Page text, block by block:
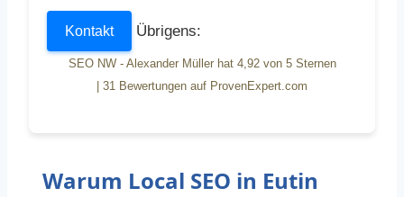
Kontakt Übrigens:
SEO NW - Alexander Müller hat 4,92von 5Sternen
31 Bewertungen auf ProvenExpert.com
Warum Local SEO in Eutin